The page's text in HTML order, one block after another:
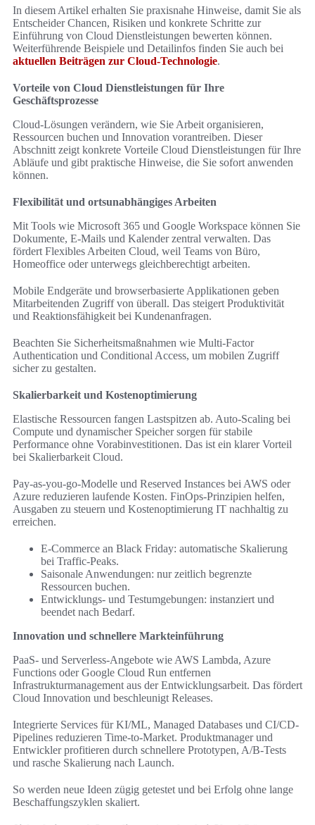
In diesem Artikel erhalten Sie praxisnahe Hinweise, damit Sie als
Entscheider Chancen, Risiken und konkrete Schritte zur
Einführung von Cloud Dienstleistungen bewerten können.
Weiterführende Beispiele und Detailinfos finden Sie auch bei
aktuellen Beiträgen zur Cloud-Technologie.
Vorteile von Cloud Dienstleistungen für Ihre
Geschäftsprozesse
Cloud-Lösungen verändern, wie Sie Arbeit organisieren,
Ressourcen buchen und Innovation vorantreiben. Dieser
Abschnitt zeigt konkrete Vorteile Cloud Dienstleistungen für Ihre
Abläufe und gibt praktische Hinweise, die Sie sofort anwenden
können.
Flexibilität und ortsunabhängiges Arbeiten
Mit Tools wie Microsoft 365 und Google Workspace können Sie
Dokumente, E-Mails und Kalender zentral verwalten. Das
fördert Flexibles Arbeiten Cloud, weil Teams von Büro,
Homeoffice oder unterwegs gleichberechtigt arbeiten.
Mobile Endgeräte und browserbasierte Applikationen geben
Mitarbeitenden Zugriff von überall. Das steigert Produktivität
und Reaktionsfähigkeit bei Kundenanfragen.
Beachten Sie Sicherheitsmaßnahmen wie Multi-Factor
Authentication und Conditional Access, um mobilen Zugriff
sicher zu gestalten.
Skalierbarkeit und Kostenoptimierung
Elastische Ressourcen fangen Lastspitzen ab. Auto-Scaling bei
Compute und dynamischer Speicher sorgen für stabile
Performance ohne Vorabinvestitionen. Das ist ein klarer Vorteil
bei Skalierbarkeit Cloud.
Pay-as-you-go-Modelle und Reserved Instances bei AWS oder
Azure reduzieren laufende Kosten. FinOps-Prinzipien helfen,
Ausgaben zu steuern und Kostenoptimierung IT nachhaltig zu
erreichen.
E-Commerce an Black Friday: automatische Skalierung
bei Traffic-Peaks.
Saisonale Anwendungen: nur zeitlich begrenzte
Ressourcen buchen.
Entwicklungs‑ und Testumgebungen: instanziert und
beendet nach Bedarf.
Innovation und schnellere Markteinführung
PaaS- und Serverless-Angebote wie AWS Lambda, Azure
Functions oder Google Cloud Run entfernen
Infrastrukturmanagement aus der Entwicklungsarbeit. Das fördert
Cloud Innovation und beschleunigt Releases.
Integrierte Services für KI/ML, Managed Databases und CI/CD-
Pipelines reduzieren Time-to-Market. Produktmanager und
Entwickler profitieren durch schnellere Prototypen, A/B-Tests
und rasche Skalierung nach Launch.
So werden neue Ideen zügig getestet und bei Erfolg ohne lange
Beschaffungszyklen skaliert.